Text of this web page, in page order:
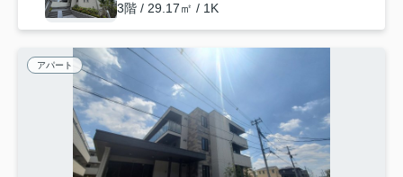
3階 / 29.17㎡ / 1K
アパート